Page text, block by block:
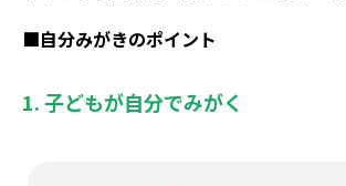
■自分みがきのポイント
1.子どもが自分でみがく